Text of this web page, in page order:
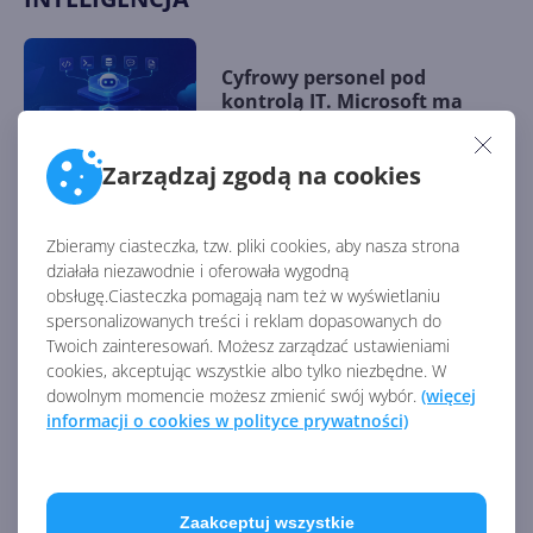
Zarządzaj zgodą na cookies
Zbieramy ciasteczka, tzw. pliki cookies, aby nasza strona
działała niezawodnie i oferowała wygodną
obsługę.Ciasteczka pomagają nam też w wyświetlaniu
spersonalizowanych treści i reklam dopasowanych do
Twoich zainteresowań. Możesz zarządzać ustawieniami
cookies, akceptując wszystkie albo tylko niezbędne. W
dowolnym momencie możesz zmienić swój wybór. (więcej
informacji o cookies w polityce prywatności)
Zaakceptuj wszystkie
Cyfrowy personel pod
kontrolą IT. Microsoft ma
Zyskaj pełną kontrolę z Agent
365
15 kamieni milowych w
Microsoft AI. Tak rodziła się
sztuczna inteligencja
Najnowsze trendy w AI. Co